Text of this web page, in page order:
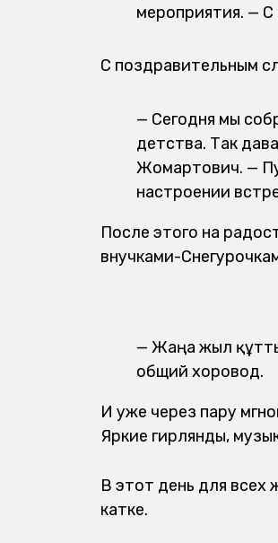
мероприятия. —
С поздравительным
— Сегодня мы
детства. Так
Жомартович. —
настроении
После этого на
внучками-
— Жаңа жыл
общий хоровод.
И уже через пару
Яркие гирлянды,
В этот день для
катке.